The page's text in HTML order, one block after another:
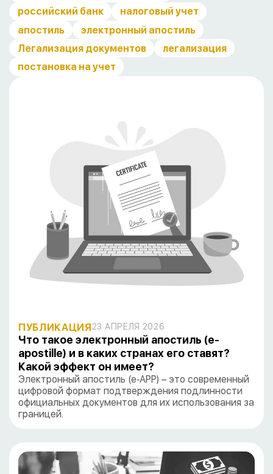
российский банк
налоговый учет
апостиль
электронный апостиль
Легализация документов
легализация
постановка на учет
ПУБЛИКАЦИЯ23 АПРЕЛЯ 2026
Что такое электронный апостиль (e-
apostille) и в каких странах его ставят?
Какой эффект он имеет?
Электронный апостиль (e‑APP) – это современный
цифровой формат подтверждения подлинности
официальных документов для их использования за
границей.